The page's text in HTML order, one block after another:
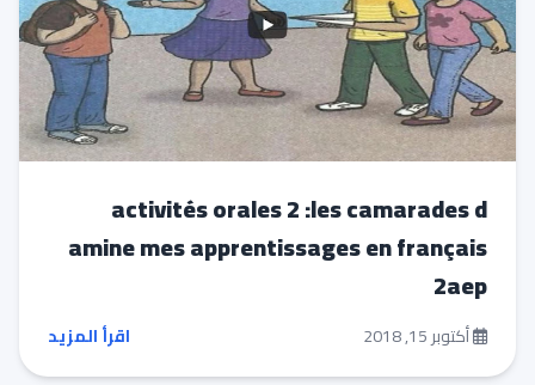
activités orales 2 :les camarades d
amine mes apprentissages en français
2aep
أكتوبر 15, 2018 اقرأ المزيد